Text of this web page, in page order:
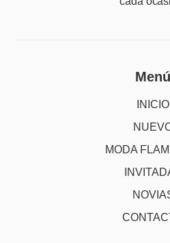
Menú
INICIO
MODA